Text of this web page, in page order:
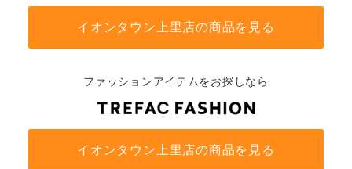
イオンタウン上里店の商品を見る
ファッションアイテムをお探しなら
イオンタウン上里店の商品を見る